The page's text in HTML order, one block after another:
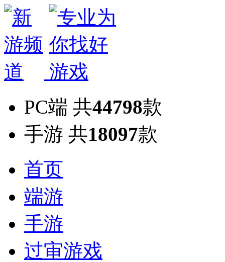
PC端 共44798款
手游 共18097款
首页
端游
手游
过审游戏